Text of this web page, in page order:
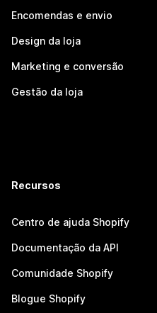
Encomendas e envio
Design da loja
Marketing e conversão
Gestão da loja
Recursos
Centro de ajuda Shopify
Documentação da API
Comunidade Shopify
Blogue Shopify